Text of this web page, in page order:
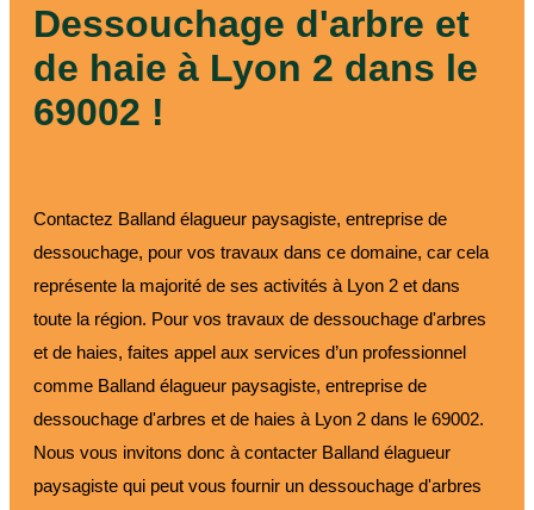
Dessouchage d'arbre et
de haie à Lyon 2 dans le
69002 !
Contactez Balland élagueur paysagiste, entreprise de
dessouchage, pour vos travaux dans ce domaine, car cela
représente la majorité de ses activités à Lyon 2 et dans
toute la région. Pour vos travaux de dessouchage d'arbres
et de haies, faites appel aux services d’un professionnel
comme Balland élagueur paysagiste, entreprise de
dessouchage d'arbres et de haies à Lyon 2 dans le 69002.
Nous vous invitons donc à contacter Balland élagueur
paysagiste qui peut vous fournir un dessouchage d'arbres